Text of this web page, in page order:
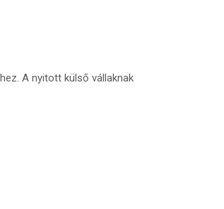
A nyitott külső vállaknak